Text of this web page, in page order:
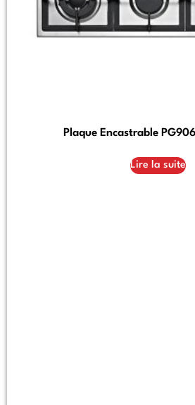
Plaque Encastrable
Lire la suite